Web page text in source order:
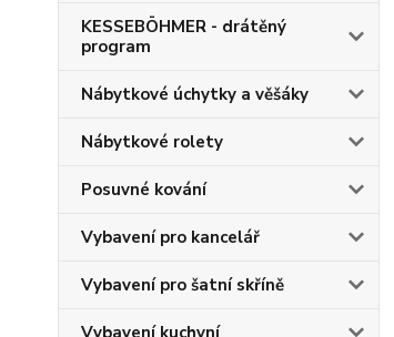
KESSEBÖHMER - drátěný
program
Nábytkové úchytky a věšáky
Nábytkové rolety
Posuvné kování
Vybavení pro kancelář
Vybavení pro šatní skříně
Vybavení kuchyní